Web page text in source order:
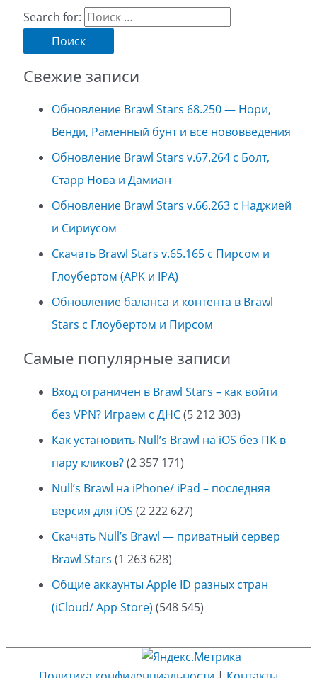
Search for:
Свежие записи
Обновление Brawl Stars 68.250 — Нори,
Венди, Раменный бунт и все нововведения
Обновление Brawl Stars v.67.264 с Болт,
Старр Нова и Дамиан
Обновление Brawl Stars v.66.263 с Наджией
и Сириусом
Скачать Brawl Stars v.65.165 с Пирсом и
Глоубертом (APK и IPA)
Обновление баланса и контента в Brawl
Stars с Глоубертом и Пирсом
Самые популярные записи
Вход ограничен в Brawl Stars – как войти
без VPN? Играем с ДНС(5 212 303)
Как установить Null’s Brawl на iOS без ПК в
пару кликов?(2 357 171)
Null’s Brawl на iPhone/ iPad – последняя
версия для iOS (2 222 627)
Скачать Null’s Brawl — приватный сервер
Brawl Stars (1 263 628)
Общие аккаунты Apple ID разных стран
(iCloud/ App Store) (548 545)